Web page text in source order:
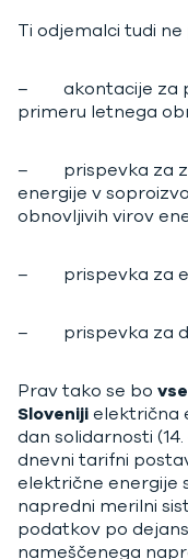
Ti odjemalci tudi ne
– akontacije za
primeru letnega
– prispevka za
energije v
obnovljivih virov
– prispevka za
– prispevka za
Prav tako se bo
Slovenijielektrična
dan solidarnosti
dnevni tarifni
električne energije
napredni merilni
podatkov po
nameščenega